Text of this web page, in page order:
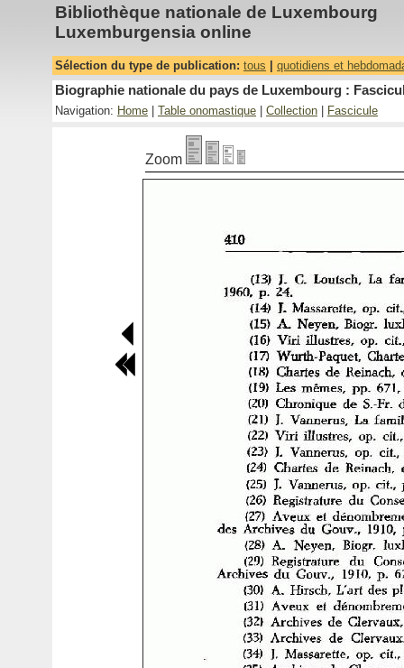
Bibliothèque nationale de Luxembourg
Luxemburgensia online
Sélection du type de publication: tous quotidiens et
Biographie nationale du pays de Luxembourg :
Navigation: Home Table onomastique Collection Fascicule
Zoom